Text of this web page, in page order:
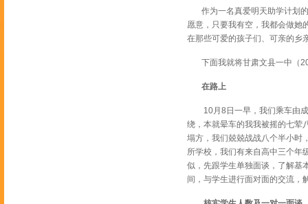
作为一名真爱明天助学计划的
愿意，只要我有空，我都会做她
在那些可爱的孩子们、可亲的乡
下面我就将甘肃文县一中（
在路上
10月8日一早，我们乘车由成
绕，本就晕车的我我被摇的七荤
塌方，我们兢兢战战八个半小时
所学校，我们有来自高中三个年
似，先跟学生单独面谈，了解基
间，与学生进行面对面的交流，